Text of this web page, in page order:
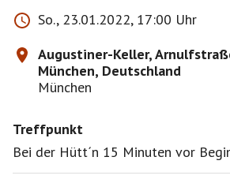
Ich versuche 6 Frauen und 6
zusammen zu bringen.
Bahn incl. Unkostenpauschale bei
Person EURO 6,-- für
2 Stunden, bei weniger Teilnehmer
Bahn ist gebucht! Bei Verhinderung
Tage vorher absagen!
Treffpunkt: ist jeweils an der
So., 23.01.2022, 17:00 Uhr
Augustiner-Keller,
München, Deutschland
München
Treffpunkt
Bei der Hütt´n 15 Minuten vor